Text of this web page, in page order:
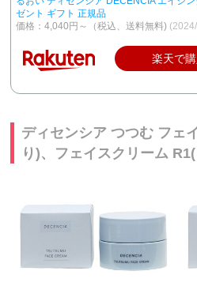
ゼント ギフト 正規品
価格：4,040円～（税込、送料無料)
楽天で購
ディセンシア つつむ フェ
り)、フェイスクリーム